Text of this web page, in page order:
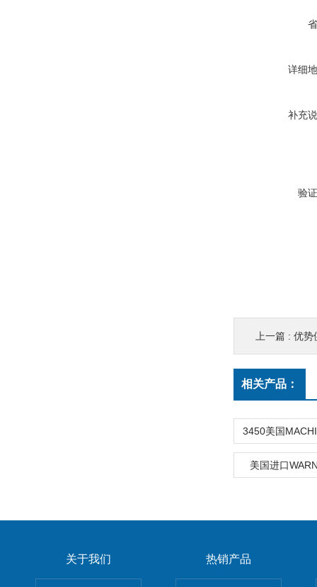
详细
补充
验
上一篇 : 优势
相关产品：
美国进口
关于我们 热销产品